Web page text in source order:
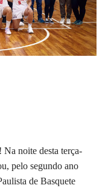
Na noite desta terça-
pelo segundo ano
de Basquete